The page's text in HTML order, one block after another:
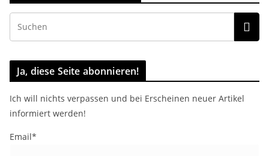
Ja, diese Seite abonnieren!
Ich will nichts verpassen und bei Erscheinen neuer Artikel
informiert werden!
Email*